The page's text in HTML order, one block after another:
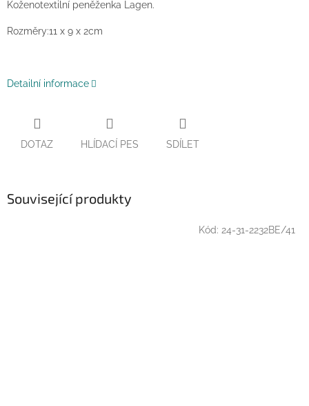
Koženotextilní peněženka Lagen.
Rozměry:11 x 9 x 2cm
Detailní informace
DOTAZ HLÍDACÍ PES SDÍLET
Související produkty
Kód: 24-31-2232BE/41